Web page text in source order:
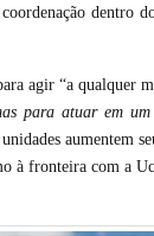
dentro
agir “a qualquer
para atuar em
aumentem
à fronteira com a